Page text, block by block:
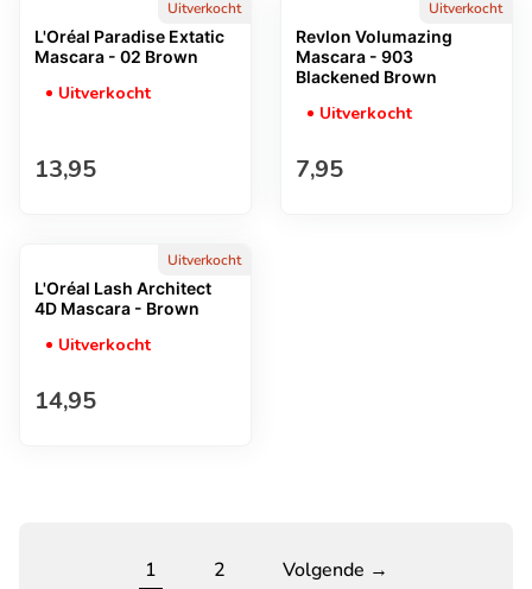
Uitverkocht
L'Oréal Paradise Extatic
Mascara - 02 Brown
Uitverkocht
Normale prijs
13,95
Uitverkocht
Revlon Volumazing
Mascara - 903
Blackened Brown
Uitverkocht
Normale prijs
7,95
Uitverkocht
L'Oréal Lash Architect
4D Mascara - Brown
Uitverkocht
Normale prijs
14,95
1 2 Volgende →